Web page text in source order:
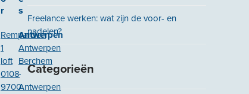
Freelance werken: wat zijn de voor- en
nadelen?
Categorieën
r
Remparden
1
loft
0108
9700
s
Antwerpen
Antwerpen
Berchem
-
Antwerpen